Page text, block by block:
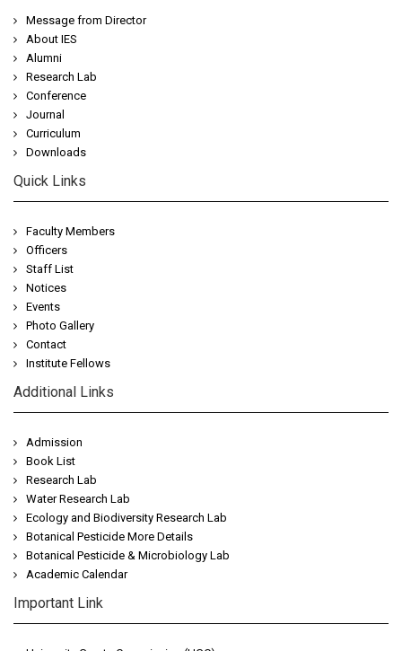
Message from Director
About IES
Alumni
Research Lab
Conference
Journal
Curriculum
Downloads
Quick Links
Faculty Members
Officers
Staff List
Notices
Events
Photo Gallery
Contact
Institute Fellows
Additional Links
Admission
Book List
Research Lab
Water Research Lab
Ecology and Biodiversity Research Lab
Botanical Pesticide More Details
Botanical Pesticide & Microbiology Lab
Academic Calendar
Important Link